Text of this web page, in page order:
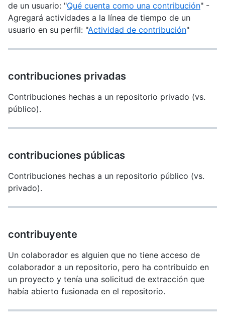
de un usuario: "Qué cuenta como una contribución" -
Agregará actividades a la línea de tiempo de un
usuario en su perfil: "Actividad de contribución"
contribuciones privadas
Contribuciones hechas a un repositorio privado (vs.
público).
contribuciones públicas
Contribuciones hechas a un repositorio público (vs.
privado).
contribuyente
Un colaborador es alguien que no tiene acceso de
colaborador a un repositorio, pero ha contribuido en
un proyecto y tenía una solicitud de extracción que
había abierto fusionada en el repositorio.